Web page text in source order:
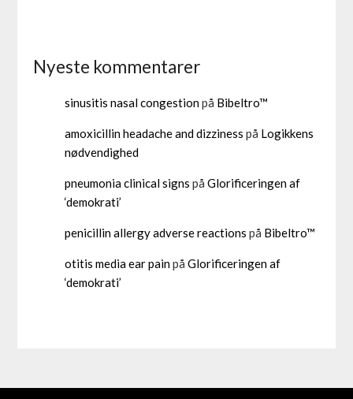
Nyeste kommentarer
sinusitis nasal congestionpå Bibeltro™
amoxicillin headache and dizziness på Logikkens
nødvendighed
pneumonia clinical signs påGlorificeringen af
‘demokrati’
penicillin allergy adverse reactions på Bibeltro™
otitis media ear painpåGlorificeringen af
‘demokrati’